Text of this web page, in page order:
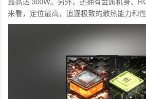
来看，定位最高，追逐极致的散热能力和性